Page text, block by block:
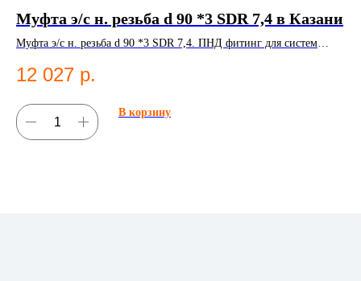
Муфта э/с н. резьба d 90 *3 SDR 7,4 в Казани
Муфта э/с н. резьба d 90 *3 SDR 7,4. ПНД фитинг для систем
12 027 р.
В корзину